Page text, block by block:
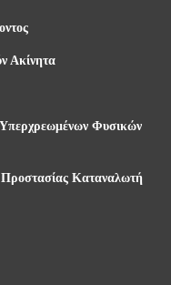
Ακίνητα
Υπερχρεωμένων Φυσικών
Προστασίας Καταναλωτή